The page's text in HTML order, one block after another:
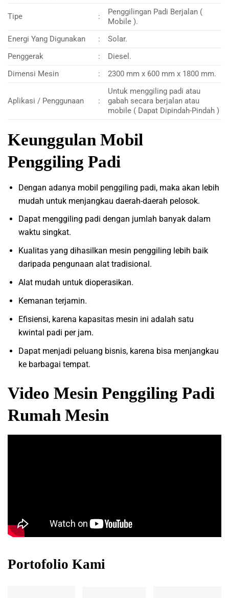
Tipe :
Penggilingan Padi Berjalan (
Mobile ).
Energi Yang Digunakan
:
Solar.
Penggerak
:
Diesel.
Dimensi Mesin
: 2300 mm x 600 mm x 1800 mm.
Aplikasi / Penggunaan :
Untuk menggiling padi atau
gabah secara berjalan atau
mobile ( Dapat Dipindah-Pindah )
Keunggulan Mobil
Penggiling Padi
Dengan adanya mobil penggiling padi, maka akan lebih
mudah untuk menjangkau daerah-daerah pelosok.
Dapat menggiling padi dengan jumlah banyak dalam
waktu singkat.
Kualitas yang dihasilkan mesin penggiling lebih baik
daripada pengunaan alat tradisional.
Alat mudah untuk dioperasikan.
Kemanan terjamin.
Efisiensi, karena kapasitas mesin ini adalah satu
kwintal padi per jam.
Dapat menjadi peluang bisnis, karena bisa menjangkau
ke barbagai tempat.
Video Mesin Penggiling Padi
Rumah Mesin
Portofolio Kami